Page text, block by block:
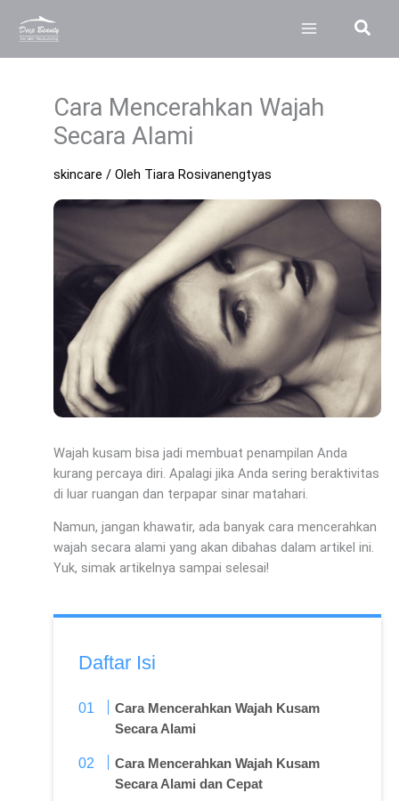
Cari
Cara Mencerahkan Wajah
Secara Alami
skincare / Oleh Tiara Rosivanengtyas
Wajah kusam bisa jadi membuat penampilan Anda
kurang percaya diri. Apalagi jika Anda sering beraktivitas
di luar ruangan dan terpapar sinar matahari.
Namun, jangan khawatir, ada banyak cara mencerahkan
wajah secara alami yang akan dibahas dalam artikel ini.
Yuk, simak artikelnya sampai selesai!
Daftar Isi
Cara Mencerahkan Wajah Kusam
Secara Alami
Cara Mencerahkan Wajah Kusam
Secara Alami dan Cepat